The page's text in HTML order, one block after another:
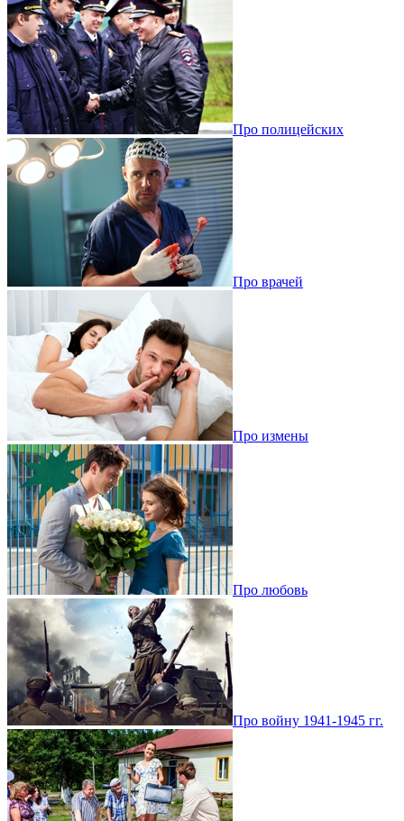
Про полицейских
Про врачей
Про измены
Про любовь
Про войну 1941-1945 гг.